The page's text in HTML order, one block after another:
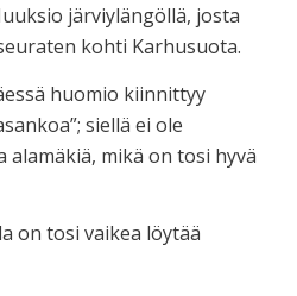
järviylängöllä, josta
kohti Karhusuota.
huomio kiinnittyy
siellä ei ole
alamäkiä, mikä on tosi hyvä
on tosi vaikea löytää